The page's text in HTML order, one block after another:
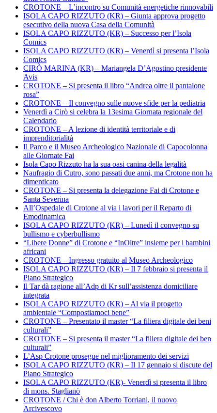
CROTONE – L’incontro su Comunità energetiche rinnovabili
ISOLA CAPO RIZZUTO (KR) – Giunta approva progetto
esecutivo della nuova Casa della Comunità
ISOLA CAPO RIZZUTO (KR) – Successo per l’Isola
Comics
ISOLA CAPO RIZZUTO (KR) – Venerdì si presenta l’Isola
Comics
CIRÒ MARINA (KR) – Mariangela D’Agostino presidente
Avis
CROTONE – Si presenta il libro “Andrea oltre il pantalone
rosa”
CROTONE – Il convegno sulle nuove sfide per la pediatria
Venerdì a Cirò si celebra la 13esima Giornata regionale del
Calendario
CROTONE – A lezione di identità territoriale e di
imprenditorialità
Il Parco e il Museo Archeologico Nazionale di Capocolonna
alle Giornate Fai
Isola Capo Rizzuto ha la sua oasi canina della legalità
Naufragio di Cutro, sono passati due anni, ma Crotone non ha
dimenticato
CROTONE – Si presenta la delegazione Fai di Crotone e
Santa Severina
All’Ospedale di Crotone al via i lavori per il Reparto di
Emodinamica
ISOLA CAPO RIZZUTO (KR) – Lunedì il convegno su
bullismo e cyberbullismo
“Libere Donne” di Crotone e “InOltre” insieme per i bambini
africani
CROTONE – Ingresso gratuito al Museo Archeologico
ISOLA CAPO RIZZUTO (KR) – Il 7 febbraio si presenta il
Piano Strategico
Il Tar dà ragione all’Adp di Kr sull’assistenza domiciliare
integrata
ISOLA CAPO RIZZUTO (KR) – Al via il progetto
ambientale “Compostiamoci bene”
CROTONE – Presentato il master “La filiera digitale dei beni
culturali”
CROTONE – Si presenta il master “La filiera digitale dei ben
culturali”
L’Asp Crotone prosegue nel miglioramento dei servizi
ISOLA CAPO RIZZUTO (KR) – Il 17 gennaio si discute del
Piano Strategico
ISOLA CAPO RIZZUTO (KR)- Venerdì si presenta il libro
di mons. Staglianò
CROTONE / Chi è don Alberto Torriani, il nuovo
Arcivescovo